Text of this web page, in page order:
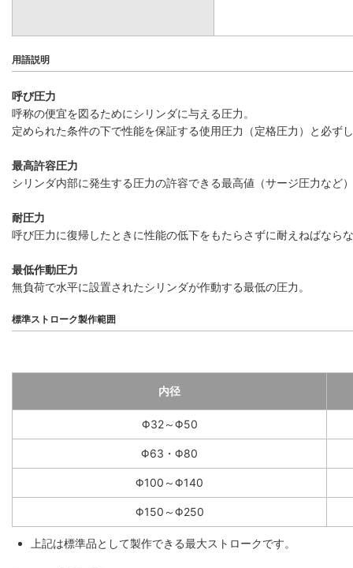
用語説明
呼び圧力
呼称の便宜を図るためにシリンダに与える圧力。
定められた条件の下で性能を保証する使用圧力（定格圧力）と必ず
最高許容圧力
シリンダ内部に発生する圧力の許容できる最高値（サージ圧力など
耐圧力
呼び圧力に復帰したときに性能の低下をもたらさずに耐えねばなら
最低作動圧力
無負荷で水平に設置されたシリンダが作動する最低の圧力。
標準ストローク製作範囲
内径
Φ32～Φ50
Φ63・Φ80
Φ100～Φ140
Φ150～Φ250
上記は標準品として製作できる最大ストロークです。